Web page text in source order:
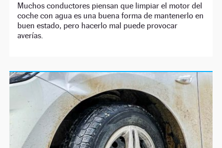
Muchos conductores piensan que limpiar el motor del
coche con agua es una buena forma de mantenerlo en
buen estado, pero hacerlo mal puede provocar
averías.